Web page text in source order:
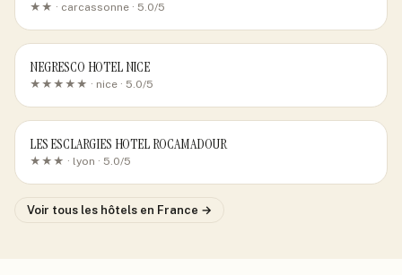
★★ · carcassonne · 5.0/5
NEGRESCO HOTEL NICE
★★★★★ · nice · 5.0/5
LES ESCLARGIES HOTEL ROCAMADOUR
★★★ · lyon · 5.0/5
Voir tous les hôtels en France →